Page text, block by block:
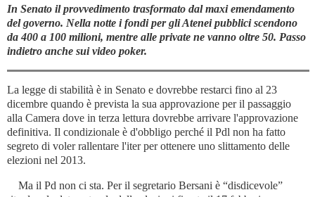
In Senato il provvedimento trasformato dal maxi emendamento
del governo. Nella notte i fondi per gli Atenei pubblici scendono
da 400 a 100 milioni, mentre alle private ne vanno oltre 50. Passo
indietro anche sui video poker.
La legge di stabilità è in Senato e dovrebbe restarci fino al 23
dicembre quando è prevista la sua approvazione per il passaggio
alla Camera dove in terza lettura dovrebbe arrivare l'approvazione
definitiva. Il condizionale è d'obbligo perché il Pdl non ha fatto
segreto di voler rallentare l'iter per ottenere uno slittamento delle
elezioni nel 2013.
Ma il Pd non ci sta. Per il segretario Bersani è “disdicevole”